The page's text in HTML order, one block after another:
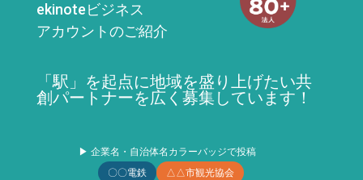
ekinoteビジネス
アカウントのご紹介
「駅」を起点に地域を盛り上げたい共
創パートナーを広く募集しています！
▶ 企業名・自治体名カラーバッジで投稿
〇〇電鉄
△△市観光協会